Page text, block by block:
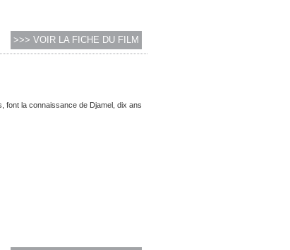
>>> VOIR LA FICHE DU FILM
font la connaissance de Djamel, dix ans